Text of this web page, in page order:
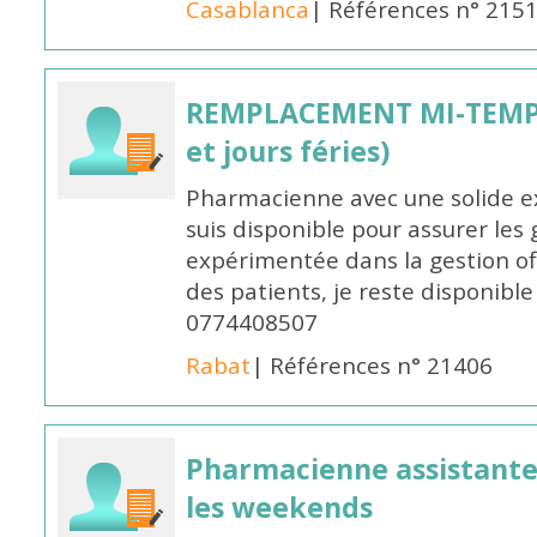
Casablanca | Références n°
REMPLACEMENT MI-
et jours féries)
Pharmacienne avec une solide
suis disponible pour assurer les
expérimentée dans la gestion
des patients, je reste
0774408507
Rabat | Références n° 21406
Pharmacienne
les weekends